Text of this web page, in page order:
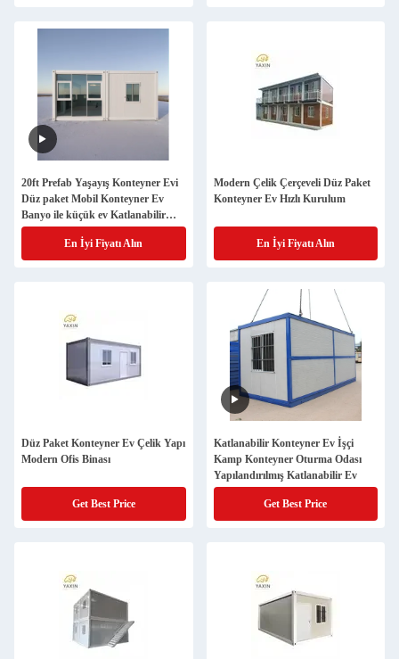
20ft Prefab Yaşayış Konteyner Evi
Düz paket Mobil Konteyner Ev
Banyo ile küçük ev Katlanabilir
Konteyner Evi
En İyi Fiyatı Alın
Modern Çelik Çerçeveli Düz Paket
Konteyner Ev Hızlı Kurulum
En İyi Fiyatı Alın
Düz Paket Konteyner Ev Çelik Yapı
Modern Ofis Binası
Get Best Price
Katlanabilir Konteyner Ev İşçi
Kamp Konteyner Oturma Odası
Yapılandırılmış Katlanabilir Ev
Get Best Price